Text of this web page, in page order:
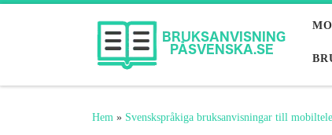
Hoppa till innehåll
Hem » Svenskspråkiga bruksanvisningar till